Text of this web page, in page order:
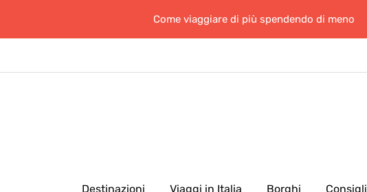
Come viaggiare di più spendendo di meno
Destinazioni Viaggi in Italia Borghi Consigli